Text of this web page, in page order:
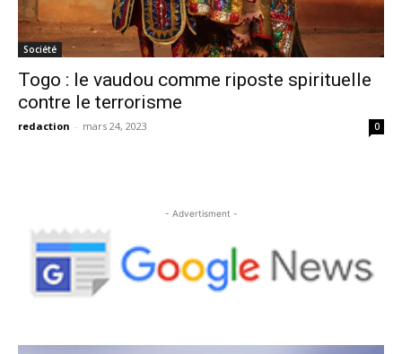
Société
Togo : le vaudou comme riposte spirituelle
contre le terrorisme
redaction - mars 24, 2023 0
- Advertisment -